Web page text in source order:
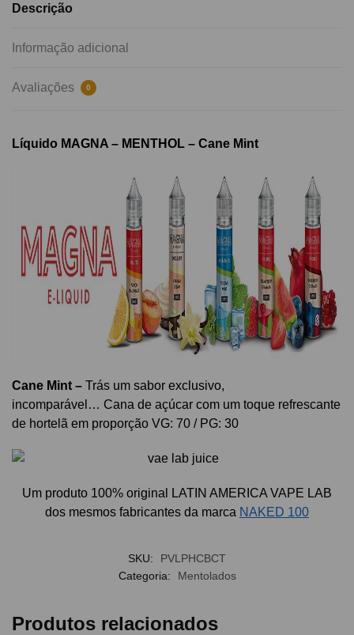
Descrição
Informação adicional
Avaliações 0
Líquido MAGNA – MENTHOL – Cane Mint
Cane Mint – Trás um sabor exclusivo,
incomparável… Cana de açúcar com um toque refrescante
de hortelã em proporção VG: 70 / PG: 30
Um produto 100% original LATIN AMERICA VAPE LAB
dos mesmos fabricantes da marca NAKED 100
SKU:
PVLPHCBCT
Categoria:
Mentolados
Produtos relacionados